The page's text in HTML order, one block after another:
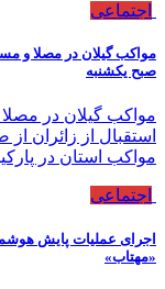
اجتماعی
مواکب گیلان در مصلا و
صبح یکشنبه
مواکب گیلان در
استقبال از زائران
مواکب استان در
اجتماعی
اجرای عملیات پایش
«مهتاب»